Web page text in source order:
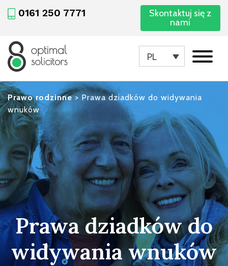
0161 250 7771
Skontaktuj się z
nami
PL
Prawo rodzinne> Prawa dziadków do widywania
wnuków
Prawa dziadków do
widywania wnuków